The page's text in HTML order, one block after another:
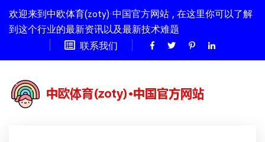
欢迎来到中欧体育(zoty)·中国官方网站 , 在这里你可以了解
到这个行业的最新资讯以及最新技术难题
联系我们